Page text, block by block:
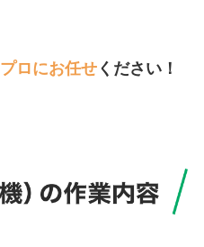
プロにお任せ ください！